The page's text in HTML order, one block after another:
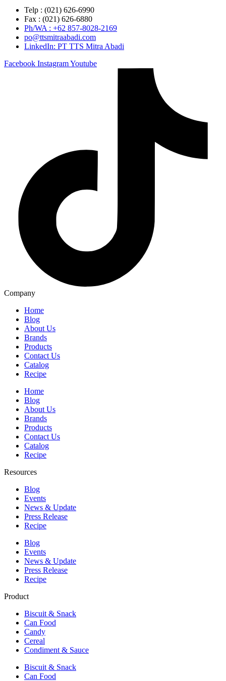
Telp : (021) 626-6990
Fax : (021) 626-6880
Ph/WA : +62 857-8028-2169
po@ttsmitraabadi.com
LinkedIn: PT TTS Mitra Abadi
Facebook InstagramYoutube
Company
Home
Blog
About Us
Brands
Products
Contact Us
Catalog
Recipe
Home
Blog
About Us
Brands
Products
Contact Us
Catalog
Recipe
Resources
Blog
Events
News & Update
Press Release
Recipe
Blog
Events
News & Update
Press Release
Recipe
Product
Biscuit & Snack
Can Food
Candy
Cereal
Condiment & Sauce
Biscuit & Snack
Can Food